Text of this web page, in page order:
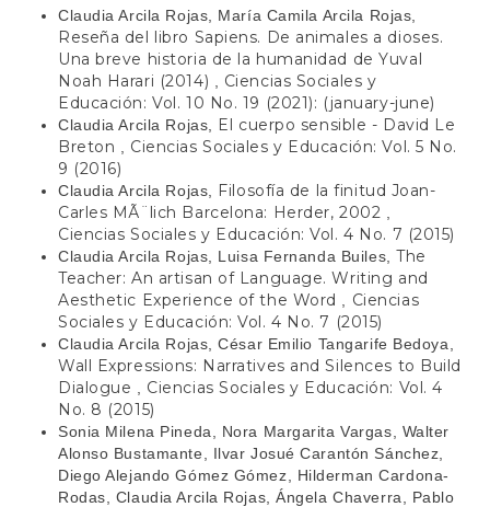
Claudia Arcila Rojas, María Camila Arcila Rojas,
Reseña del libro Sapiens. De animales a dioses.
Una breve historia de la humanidad de Yuval
Noah Harari (2014)
Ciencias Sociales y
Educación: Vol. 10 No. 19 (2021): (january-june)
Claudia Arcila Rojas,
El cuerpo sensible - David Le
Breton
Ciencias Sociales y Educación: Vol. 5 No.
9 (2016)
Claudia Arcila Rojas,
Filosofía de la finitud Joan-
Carles MÃ¨lich Barcelona: Herder, 2002
Ciencias Sociales y Educación: Vol. 4 No. 7 (2015)
Claudia Arcila Rojas, Luisa Fernanda Builes,The
Teacher: An artisan of Language. Writing and
Aesthetic Experience of the Word
Ciencias
Sociales y Educación: Vol. 4 No. 7 (2015)
Claudia Arcila Rojas, César Emilio Tangarife Bedoya,
Wall Expressions: Narratives and Silences to Build
Dialogue
Ciencias Sociales y Educación: Vol. 4
No. 8 (2015)
Sonia Milena Pineda, Nora Margarita Vargas, Walter
Alonso Bustamante, Ilvar Josué Carantón Sánchez,
Diego Alejando Gómez Gómez, Hilderman Cardona-
Rodas, Claudia Arcila Rojas, Ángela Chaverra, Pablo